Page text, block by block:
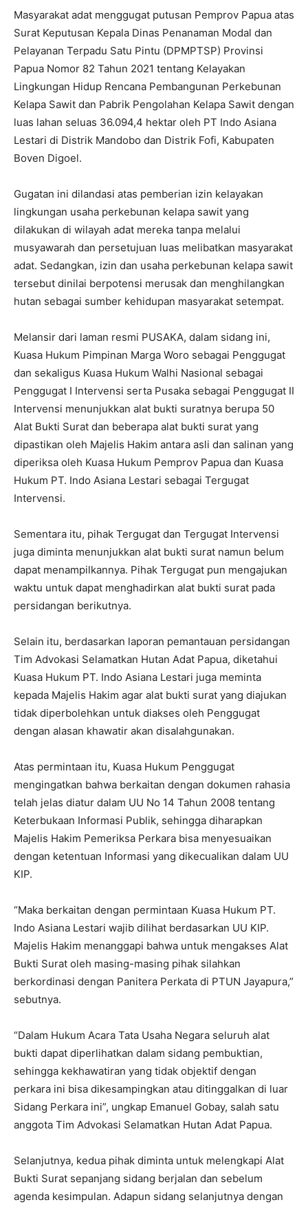
Masyarakat adat menggugat putusan Pemprov Papua atas
Surat Keputusan Kepala Dinas Penanaman Modal dan
Pelayanan Terpadu Satu Pintu (DPMPTSP) Provinsi
Papua Nomor 82 Tahun 2021 tentang Kelayakan
Lingkungan Hidup Rencana Pembangunan Perkebunan
Kelapa Sawit dan Pabrik Pengolahan Kelapa Sawit dengan
luas lahan seluas 36.094,4 hektar oleh PT Indo Asiana
Lestari di Distrik Mandobo dan Distrik Fofi, Kabupaten
Boven Digoel.
Gugatan ini dilandasi atas pemberian izin kelayakan
lingkungan usaha perkebunan kelapa sawit yang
dilakukan di wilayah adat mereka tanpa melalui
musyawarah dan persetujuan luas melibatkan masyarakat
adat. Sedangkan, izin dan usaha perkebunan kelapa sawit
tersebut dinilai berpotensi merusak dan menghilangkan
hutan sebagai sumber kehidupan masyarakat setempat.
Melansir dari laman resmi PUSAKA, dalam sidang ini,
Kuasa Hukum Pimpinan Marga Woro sebagai Penggugat
dan sekaligus Kuasa Hukum Walhi Nasional sebagai
Penggugat I Intervensi serta Pusaka sebagai Penggugat II
Intervensi menunjukkan alat bukti suratnya berupa 50
Alat Bukti Surat dan beberapa alat bukti surat yang
dipastikan oleh Majelis Hakim antara asli dan salinan yang
diperiksa oleh Kuasa Hukum Pemprov Papua dan Kuasa
Hukum PT. Indo Asiana Lestari sebagai Tergugat
Intervensi.
Sementara itu, pihak Tergugat dan Tergugat Intervensi
juga diminta menunjukkan alat bukti surat namun belum
dapat menampilkannya. Pihak Tergugat pun mengajukan
waktu untuk dapat menghadirkan alat bukti surat pada
persidangan berikutnya.
Selain itu, berdasarkan laporan pemantauan persidangan
Tim Advokasi Selamatkan Hutan Adat Papua, diketahui
Kuasa Hukum PT. Indo Asiana Lestari juga meminta
kepada Majelis Hakim agar alat bukti surat yang diajukan
tidak diperbolehkan untuk diakses oleh Penggugat
dengan alasan khawatir akan disalahgunakan.
Atas permintaan itu, Kuasa Hukum Penggugat
mengingatkan bahwa berkaitan dengan dokumen rahasia
telah jelas diatur dalam UU No 14 Tahun 2008 tentang
Keterbukaan Informasi Publik, sehingga diharapkan
Majelis Hakim Pemeriksa Perkara bisa menyesuaikan
dengan ketentuan Informasi yang dikecualikan dalam UU
KIP.
“Maka berkaitan dengan permintaan Kuasa Hukum PT.
Indo Asiana Lestari wajib dilihat berdasarkan UU KIP.
Majelis Hakim menanggapi bahwa untuk mengakses Alat
Bukti Surat oleh masing-masing pihak silahkan
berkordinasi dengan Panitera Perkata di PTUN Jayapura,”
sebutnya.
“Dalam Hukum Acara Tata Usaha Negara seluruh alat
bukti dapat diperlihatkan dalam sidang pembuktian,
sehingga kekhawatiran yang tidak objektif dengan
perkara ini bisa dikesampingkan atau ditinggalkan di luar
Sidang Perkara ini”, ungkap Emanuel Gobay, salah satu
anggota Tim Advokasi Selamatkan Hutan Adat Papua.
Selanjutnya, kedua pihak diminta untuk melengkapi Alat
Bukti Surat sepanjang sidang berjalan dan sebelum
agenda kesimpulan. Adapun sidang selanjutnya dengan